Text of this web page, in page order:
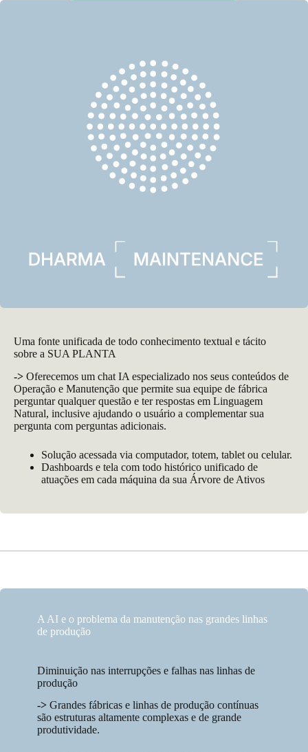
Uma fonte unificada de todo conhecimento textual e tácito
sobre a SUA PLANTA
-> Oferecemos um chat IA especializado nos seus conteúdos de
Operação e Manutenção que permite sua equipe de fábrica
perguntar qualquer questão e ter respostas em Linguagem
Natural, inclusive ajudando o usuário a complementar sua
pergunta com perguntas adicionais.
Solução acessada via computador, totem, tablet ou celular.
Dashboards e tela com todo histórico unificado de
atuações em cada máquina da sua Árvore de Ativos
A AI e o problema da manutenção nas grandes linhas
de produção
Diminuição nas interrupções e falhas nas linhas de
produção
->Grandes fábricas e linhas de produção contínuas
são estruturas altamente complexas e de grande
produtividade.